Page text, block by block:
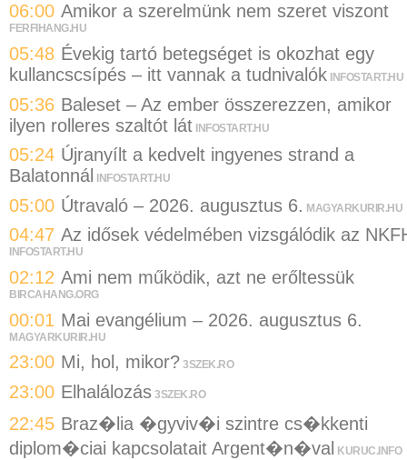
06:00 Amikor a szerelmünk nem szeret viszont
FERFIHANG.HU
05:48 Évekig tartó betegséget is okozhat egy
kullancscsípés – itt vannak a tudnivalók INFOSTART.HU
05:36 Baleset – Az ember összerezzen, amikor
ilyen rolleres szaltót lát INFOSTART.HU
05:24 Újranyílt a kedvelt ingyenes strand a
Balatonnál
INFOSTART.HU
05:00 Útravaló – 2026. augusztus 6. MAGYARKURIR.HU
04:47 Az idősek védelmében vizsgálódik az
INFOSTART.HU
02:12 Ami nem működik, azt ne erőltessük
BIRCAHANG.ORG
00:01 Mai evangélium – 2026. augusztus 6.
MAGYARKURIR.HU
23:00 Mi, hol, mikor? 3SZEK.RO
23:00 Elhalálozás 3SZEK.RO
22:45 Braz�lia �gyviv�i szintre cs�kkenti
diplom�ciai kapcsolatait Argent�n�val
KURUC.INFO